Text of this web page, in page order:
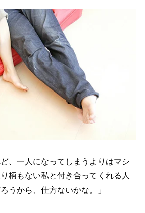
ど、一人になってしまうよりはマシ
柄もない私と付き合ってくれる人
うから、仕方ないかな。」